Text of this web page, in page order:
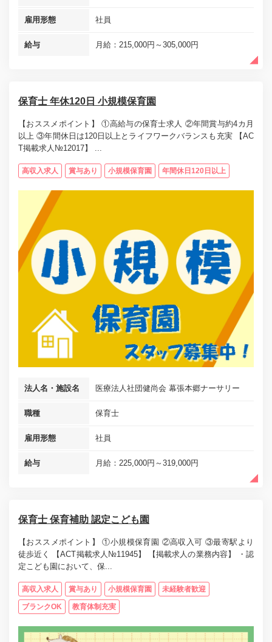
雇用形態 社員
給与 月給：215,000円～305,000円
保育士 年休120日 小規模保育園
【おススメポイント】 ①高給与の保育士求人 ②年間賞与約4カ月
以上 ③年間休日は120日以上とライフワークバランスも充実 【AC
T掲載求人№12017】 ...
高収入求人 賞与あり 小規模保育園 年間休日120日以上
法人名・施設名 医療法人社団健尚会 幕張本郷ナーサリー
職種 保育士
雇用形態 社員
給与 月給：225,000円～319,000円
保育士 保育補助 認定こども園
【おススメポイント】 ①小規模保育園 ②高収入可 ③最寄駅より
徒歩近く 【ACT掲載求人№11945】 【掲載求人の業務内容】 ・認
定こども園において、保...
高収入求人 賞与あり 小規模保育園 未経験者歓迎
ブランクOK 教育体制充実